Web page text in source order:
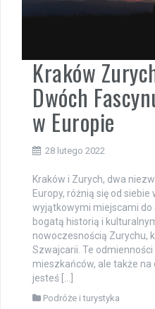
Kraków
Dwóch
w Europie
28 lutego 2022
Kraków i Zurych, dwa
Europy, różnią się od
wyjątkowymi miejscami do
bogatą historią i
nowoczesnością Zurychu,
Szwajcarii. Te
mieszkańców, ale także
jesteś […]
Podróże i turystyka